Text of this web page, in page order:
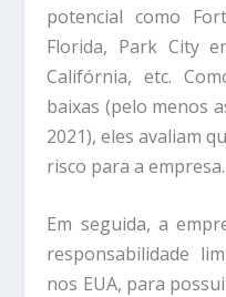
potencial como
Florida, Park City
Califórnia, etc.
baixas (pelo menos
2021), eles avaliam
risco para a empresa.
Em seguida, a
responsabilidade
nos EUA, para